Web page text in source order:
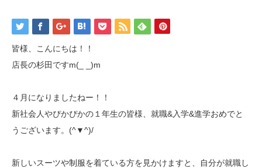
皆様、こんにちは！！
店長の杉田ですm(_ _)m
４月になりましたねー！！
新社会人やぴかぴかの１年生の皆様、就職&入学&進学おめでと
うございます。(^▼^)/
新しいスーツや制服を着ている方を見かけますと、自分が就職し